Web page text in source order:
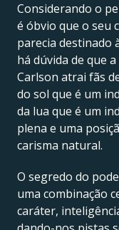
Considerando o
é óbvio que o seu
parecia destinado
há dúvida de que
Carlson atrai fãs
do sol que é um
da lua que é um
plena e uma
carisma natural.
O segredo do
uma combinação
caráter,